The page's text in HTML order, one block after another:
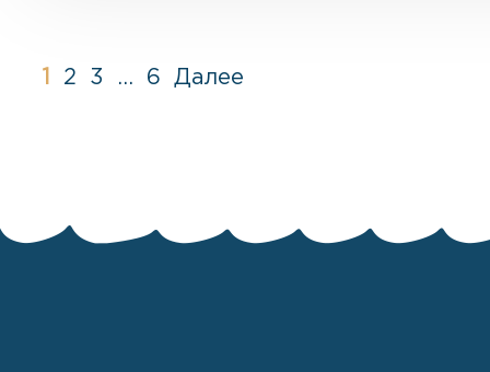
1 2 3 … 6 Далее